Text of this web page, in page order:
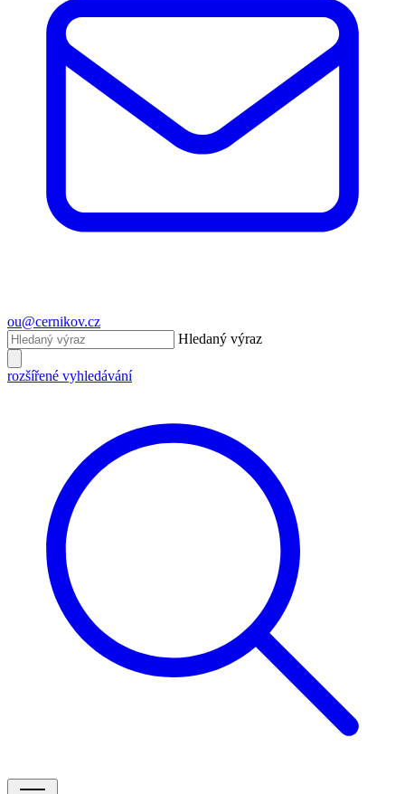
ou@cernikov.cz
Hledaný výraz
rozšířené vyhledávání